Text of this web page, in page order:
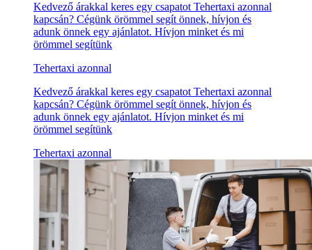
Kedvező árakkal keres egy csapatot Tehertaxi azonnal
kapcsán? Cégünk örömmel segít önnek, hívjon és
adunk önnek egy ajánlatot. Hívjon minket és mi
örömmel segítünk
Tehertaxi azonnal
Kedvező árakkal keres egy csapatot Tehertaxi azonnal
kapcsán? Cégünk örömmel segít önnek, hívjon és
adunk önnek egy ajánlatot. Hívjon minket és mi
örömmel segítünk
Tehertaxi azonnal